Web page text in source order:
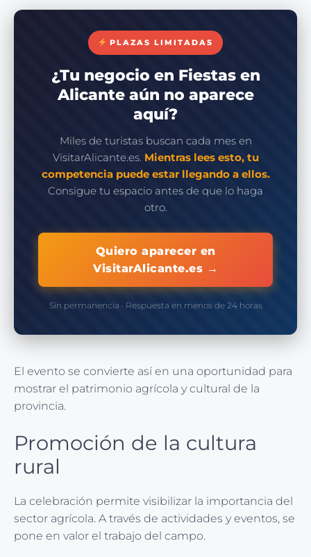
PLAZAS LIMITADAS
¿Tu negocio en Fiestas en
Alicante aún no aparece
aquí?
Miles de turistas buscan cada mes en
VisitarAlicante.es. Mientras lees esto, tu
competencia puede estar llegando a ellos.
Consigue tu espacio antes de que lo haga
otro.
Quiero aparecer en
VisitarAlicante.es →
Sin permanencia · Respuesta en menos de 24 horas
El evento se convierte así en una oportunidad para
mostrar el patrimonio agrícola y cultural de la
provincia.
Promoción de la cultura
rural
La celebración permite visibilizar la importancia del
sector agrícola. A través de actividades y eventos, se
pone en valor el trabajo del campo.